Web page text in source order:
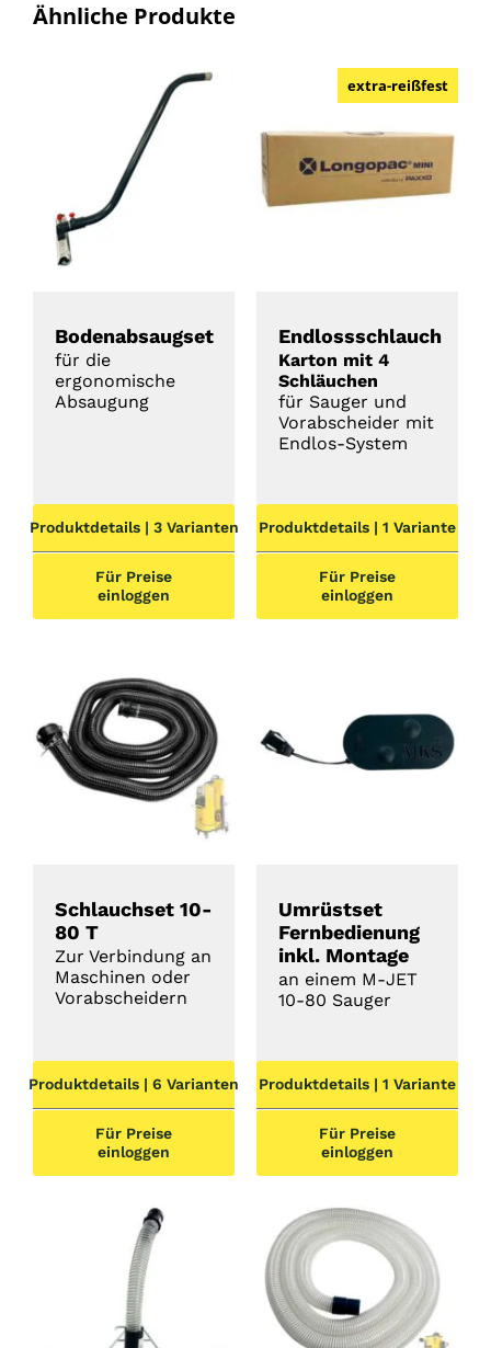
Ähnliche Produkte
DETAILS
Bodenabsaugset
für die
ergonomische
Absaugung
Produktdetails | 3 Varianten
Für Preise
einloggen
extra-reißfest
DETAILS
Endlossschlauch
Karton mit 4
Schläuchen
für Sauger und
Vorabscheider mit
Endlos-System
Produktdetails | 1 Variante
Für Preise
einloggen
DETAILS
Schlauchset 10-
80 T
Zur Verbindung an
Maschinen oder
Vorabscheidern
Produktdetails | 6 Varianten
Für Preise
einloggen
DETAILS
Umrüstset
Fernbedienung
inkl. Montage
an einem M-JET
10-80 Sauger
Produktdetails | 1 Variante
Für Preise
einloggen
DETAILS DETAILS